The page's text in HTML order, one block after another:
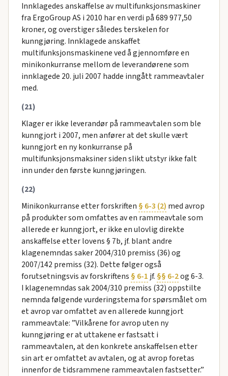
Innklagedes anskaffelse av multifunksjonsmaskiner
fra ErgoGroup AS i 2010 har en verdi på 689 977,50
kroner, og overstiger således terskelen for
kunngjøring. Innklagede anskaffet
multifunksjonsmaskinene ved å gjennomføre en
minikonkurranse mellom de leverandørene som
innklagede 20. juli 2007 hadde inngått rammeavtaler
med.
(21)
Klager er ikke leverandør på rammeavtalen som ble
kunngjort i 2007, men anfører at det skulle vært
kunngjort en ny konkurranse på
multifunksjonsmaksiner siden slikt utstyr ikke falt
inn under den første kunngjøringen.
(22)
Minikonkurranse etter forskriften § 6-3 (2) med avrop
på produkter som omfattes av en rammeavtale som
allerede er kunngjort, er ikke en ulovlig direkte
anskaffelse etter lovens § 7b, jf. blant andre
klagenemndas saker 2004/310 premiss (36) og
2007/142 premiss (32). Dette følger også
forutsetningsvis av forskriftens § 6-1 jf. §§ 6-2og 6-3.
I klagenemndas sak 2004/310 premiss (32) oppstilte
nemnda følgende vurderingstema for spørsmålet om
et avrop var omfattet av en allerede kunngjort
rammeavtale: ”Vilkårene for avrop uten ny
kunngjøring er at uttakene er fastsatt i
rammeavtalen, at den konkrete anskaffelsen etter
sin art er omfattet av avtalen, og at avrop foretas
innenfor de tidsrammene rammeavtalen fastsetter.”